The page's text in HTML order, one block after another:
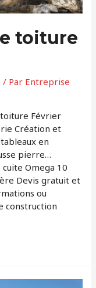
toiture
/ Par Entreprise
toiture Février
Création et
en
pierre…
Omega 10
Devis gratuit et
ou
construction